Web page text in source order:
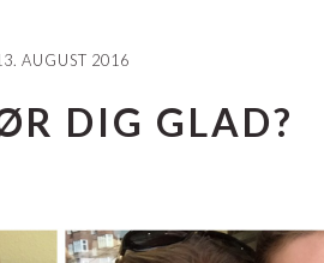
AUGUST 2016
DIG GLAD?